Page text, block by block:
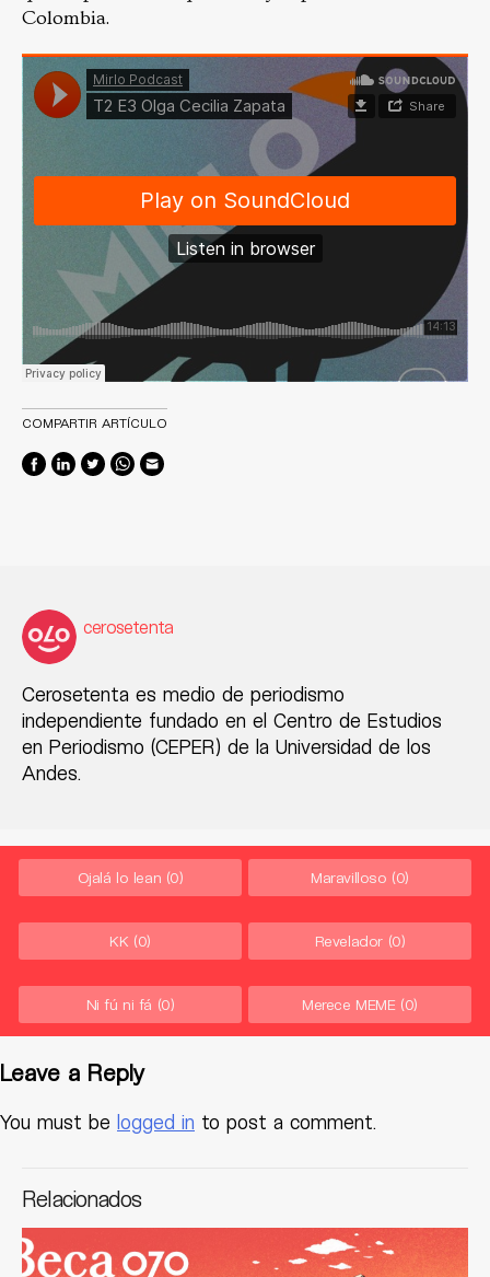
Colombia.
COMPARTIR ARTÍCULO
cerosetenta
Cerosetenta es medio de periodismo
independiente fundado en el Centro de Estudios
en Periodismo (CEPER) de la Universidad de los
Andes.
Ojalá lo lean (0) Maravilloso (0)
KK (0) Revelador (0)
Ni fú ni fá (0) Merece MEME (0)
Leave a Reply
You must be logged in to post a comment.
Relacionados